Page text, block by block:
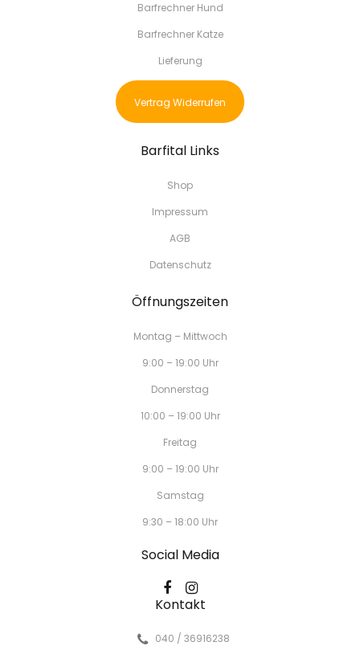
Barfrechner Hund
Barfrechner Katze
Lieferung
Vertrag Widerrufen
Barfital Links
Shop
Impressum
AGB
Datenschutz
Öffnungszeiten
Montag – Mittwoch
9:00 – 19:00 Uhr
Donnerstag
10:00 – 19:00 Uhr
Freitag
9:00 – 19:00 Uhr
Samstag
9:30 – 18:00 Uhr
Social Media
Kontakt
040 / 36916238